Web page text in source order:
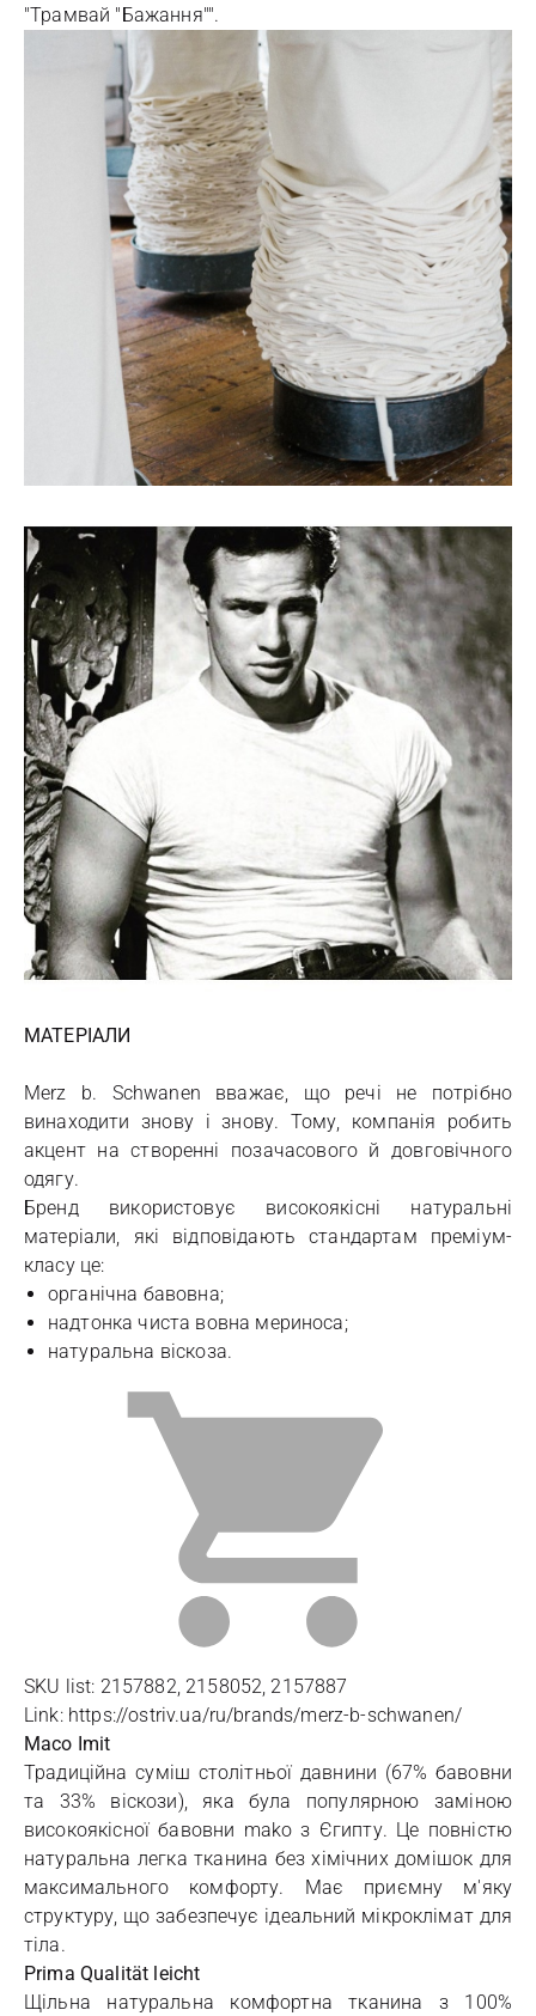
"Трамвай "Бажання"".
МАТЕРІАЛИ
Merz b. Schwanen вважає, що речі не потрібно
винаходити знову і знову. Тому, компанія робить
акцент на створенні позачасового й довговічного
одягу.
Бренд використовує високоякісні натуральні
матеріали, які відповідають стандартам преміум-
класу це:
органічна бавовна;
надтонка чиста вовна мериноса;
натуральна віскоза.
SKU list: 2157882, 2158052, 2157887
Link: https://ostriv.ua/ru/brands/merz-b-schwanen/
Maco Imit
Традиційна суміш столітньої давнини (67% бавовни
та 33% віскози), яка була популярною заміною
високоякісної бавовни mako з Єгипту. Це повністю
натуральна легка тканина без хімічних домішок для
максимального комфорту. Має приємну м'яку
структуру, що забезпечує ідеальний мікроклімат для
тіла.
Prima Qualität leicht
Щільна натуральна комфортна тканина з 100%